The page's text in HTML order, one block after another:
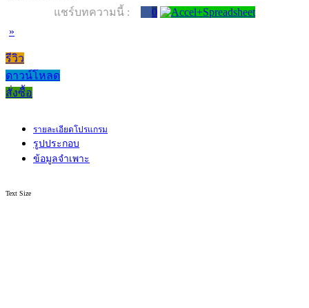
แชร์บทความนี้ :
0
»
รีวิว
ดาวน์โหลด
สั่งซื้อ
รายละเอียดโปรแกรม
รูปประกอบ
ข้อมูลจำเพาะ
Text Size